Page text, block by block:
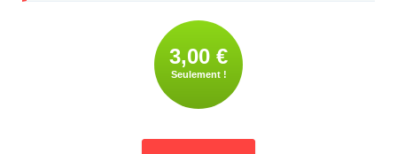
3,00 €
Seulement !